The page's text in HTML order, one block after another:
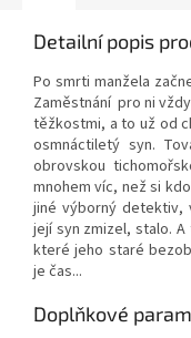
Detailní popis
Po smrti manžela
Zaměstnání pro ni
těžkostmi, a to už od
osmnáctiletý syn.
obrovskou
mnohem víc, než si
jiné výborný detektiv,
její syn zmizel, stalo.
které jeho staré
je čas...
Doplňkové